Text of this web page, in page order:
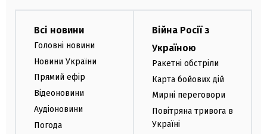
Всі новини
Головні новини
Новини України
Прямий ефір
Відеоновини
Аудіоновини
Погода
Війна Росії з
Україною
Ракетні обстріли
Карта бойових дій
Мирні переговори
Повітряна тривога в
Україні